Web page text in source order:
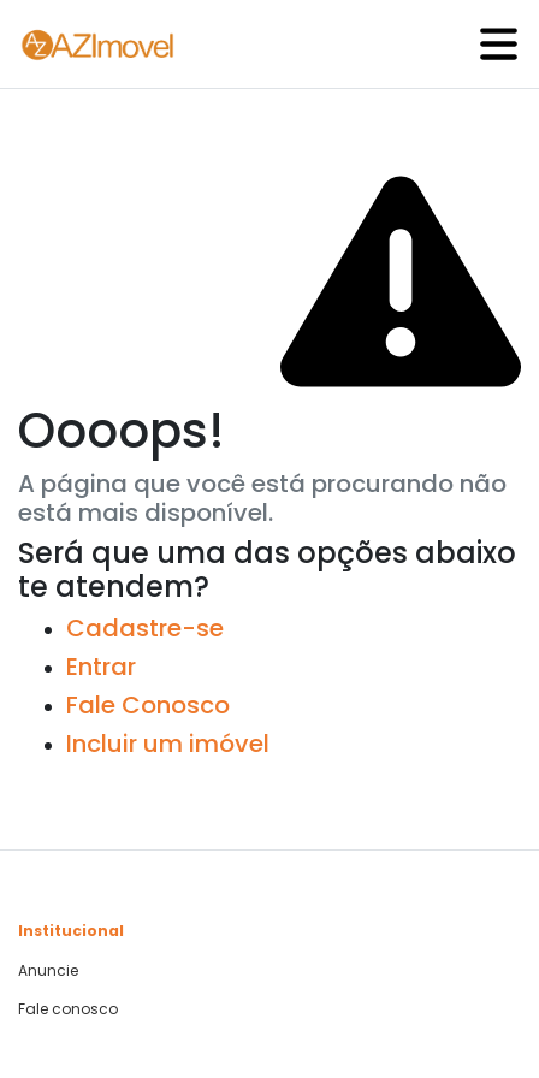
Oooops!
A página que você está procurando não
está mais disponível.
Será que uma das opções abaixo
te atendem?
Cadastre-se
Entrar
Fale Conosco
Incluir um imóvel
Institucional
Anuncie
Fale conosco